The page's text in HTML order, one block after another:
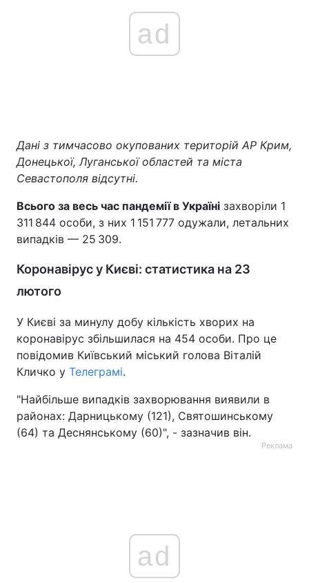
ad
Дані з тимчасово окупованих територій АР Крим,
Донецької, Луганської областей та міста
Севастополя відсутні.
Всього за весь час пандемії в Україні захворіли 1
311 844 особи, з них 1 151 777 одужали, летальних
випадків — 25 309.
Коронавірус у Києві: статистика на 23
лютого
У Києві за минулу добу кількість хворих на
коронавірус збільшилася на 454 особи. Про це
повідомив Київський міський голова Віталій
Кличко у Телеграмі.
"Найбільше випадків захворювання виявили в
районах: Дарницькому (121), Святошинському
(64) та Деснянському (60)", - зазначив він.
Реклама
ad